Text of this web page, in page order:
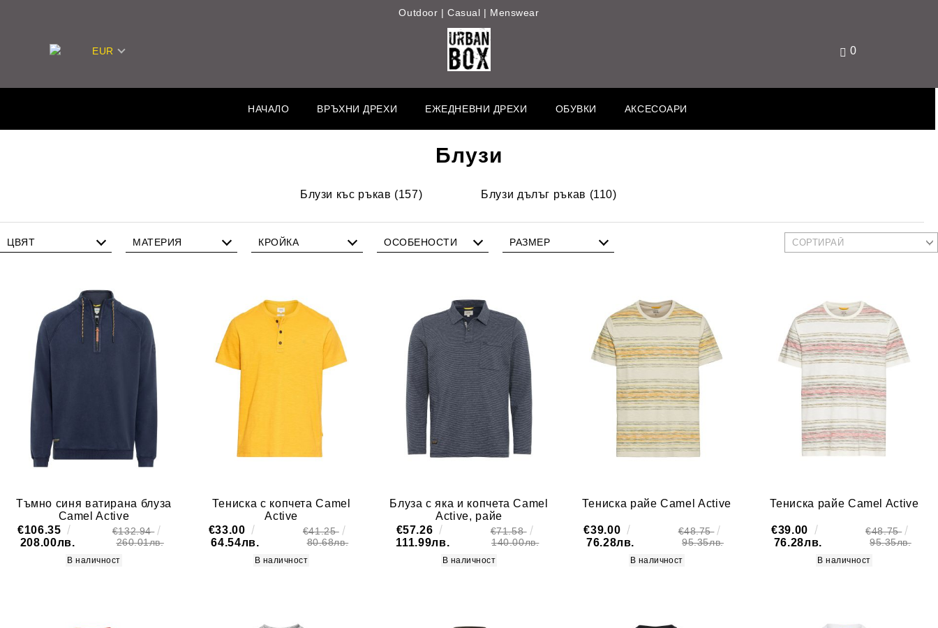
Outdoor | Casual | Menswear
EUR 0
НАЧАЛО ВРЪХНИ ДРЕХИ ЕЖЕДНЕВНИ ДРЕХИ ОБУВКИ АКСЕСОАРИ
Блузи
Блузи къс ръкав (157) Блузи дълъг ръкав (110)
ЦВЯТ МАТЕРИЯ
Еластан
fleXXXactive
КРОЙКА ОСОБЕНОСТИ
Яка
Принт
1 Джоб
2 Джоба
Качулка
Полар
Антибактериа
с Копчета
РАЗМЕР
3XL
4XL
5XL
6XL
Тъмно синя ватирана блуза
Camel Active
€106.35
208.00лв.
€132.94
260.01лв.
В наличност
Тениска с копчета Camel
Active
€33.00
64.54лв.
€41.25
80.68лв.
В наличност
Блуза с яка и копчета Camel
Active, райе
€57.26
111.99лв.
€71.58
140.00лв.
В наличност
Тениска райе Camel Active
€39.00
76.28лв.
€48.75
95.35лв.
В наличност
Тениска райе Camel Active
€39.00
76.28лв.
€48.75
95.35лв.
В наличност